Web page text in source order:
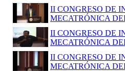
II CONGRESO DE
MECATRÓNICA
II CONGRESO DE
MECATRÓNICA
II CONGRESO DE
MECATRÓNICA